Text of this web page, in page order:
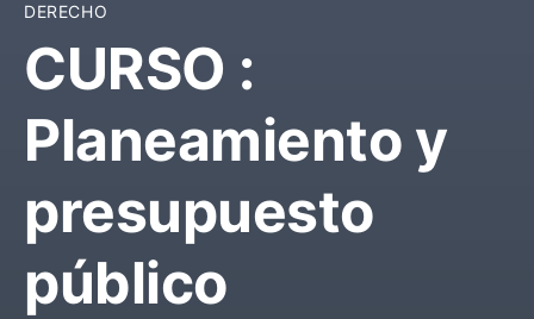
DERECHO
CURSO :
Planeamiento y
presupuesto
público